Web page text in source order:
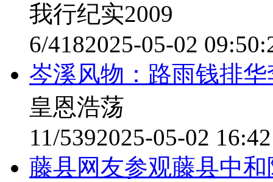
我行纪实2009
6/4182025-05-02
岑溪风物：路雨钱排
皇恩浩荡
11/5392025-05-02
藤县网友参观藤县中